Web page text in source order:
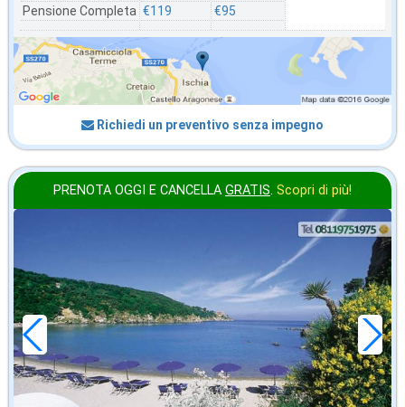
Pensione Completa €119
€95
Richiedi un preventivo senza impegno
PRENOTA OGGI E CANCELLA GRATIS. Scopri di più!
in offerta da
€40,57
a notte